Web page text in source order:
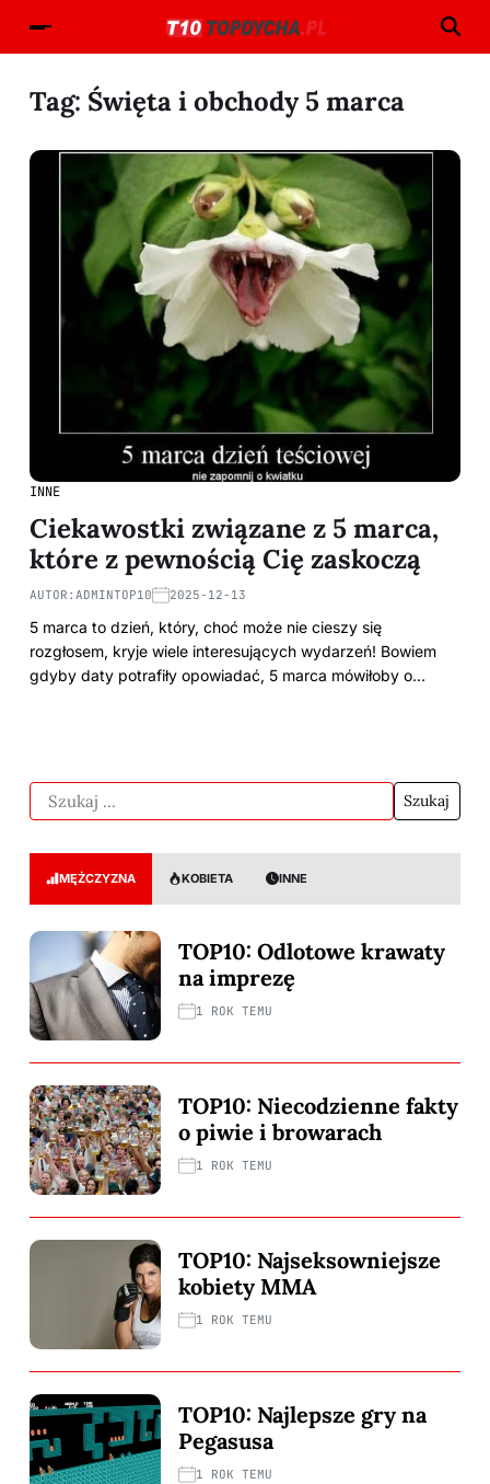
Tag: Święta i obchody 5 marca
INNE
Ciekawostki związane z 5 marca,
które z pewnością Cię zaskoczą
AUTOR: ADMINTOP10 2025-12-13
5 marca to dzień, który, choć może nie cieszy się
rozgłosem, kryje wiele interesujących wydarzeń! Bowiem
gdyby daty potrafiły opowiadać, 5 marca mówiłoby o…
MĘŻCZYZNA KOBIETA INNE
TOP10: Odlotowe krawaty
na imprezę
1 ROK TEMU
TOP10: Niecodzienne fakty
o piwie i browarach
1 ROK TEMU
TOP10: Najseksowniejsze
kobiety MMA
1 ROK TEMU
TOP10: Najlepsze gry na
Pegasusa
1 ROK TEMU